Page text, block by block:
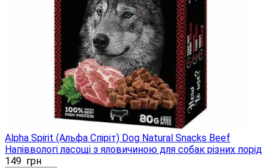
Alpha Spirit (Альфа Спіріт) Dog Natural Snacks Beef
Напіввологі ласощі з яловичиною для собак різних порід
149 грн